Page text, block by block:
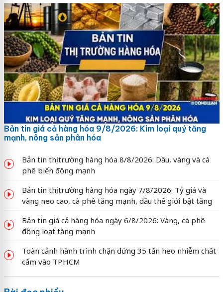
Bản tin giá cả hàng hóa 9/8/2026: Kim loại quý tăng
mạnh, nông sản phân hóa
Bản tin thị trường hàng hóa 8/8/2026: Dầu, vàng và cà
phê biến động mạnh
Bản tin thị trường hàng hóa ngày 7/8/2026: Tỷ giá và
vàng neo cao, cà phê tăng mạnh, dầu thế giới bật tăng
Bản tin giá cả hàng hóa ngày 6/8/2026: Vàng, cà phê
đồng loạt tăng mạnh
Toàn cảnh hành trình chặn đứng 35 tấn heo nhiễm chất
cấm vào TP.HCM